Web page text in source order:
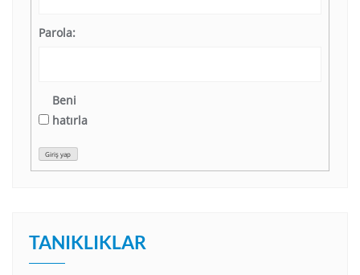
Parola:
Beni
hatırla
Giriş yap
TANIKLIKLAR